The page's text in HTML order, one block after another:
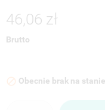
46,06 zł
Brutto
 Obecnie brak na stanie